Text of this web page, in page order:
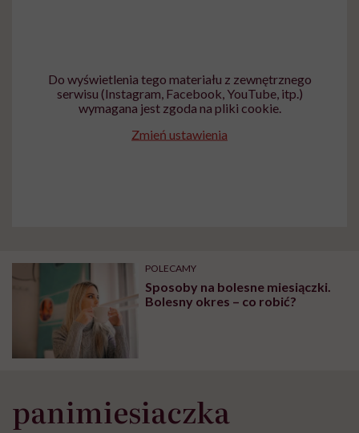
Do wyświetlenia tego materiału z zewnętrznego
serwisu (Instagram, Facebook, YouTube, itp.)
wymagana jest zgoda na pliki cookie.
Zmień ustawienia
POLECAMY
Sposoby na bolesne miesiączki.
Bolesny okres – co robić?
panimiesiaczka